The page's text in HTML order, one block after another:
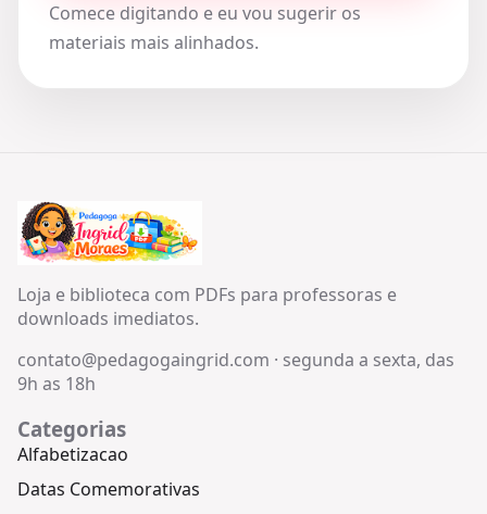
Comece digitando e eu vou sugerir os
materiais mais alinhados.
Loja e biblioteca com PDFs para professoras e
downloads imediatos.
contato@pedagogaingrid.com · segunda a sexta, das
9h as 18h
Categorias
Alfabetizacao
Datas Comemorativas